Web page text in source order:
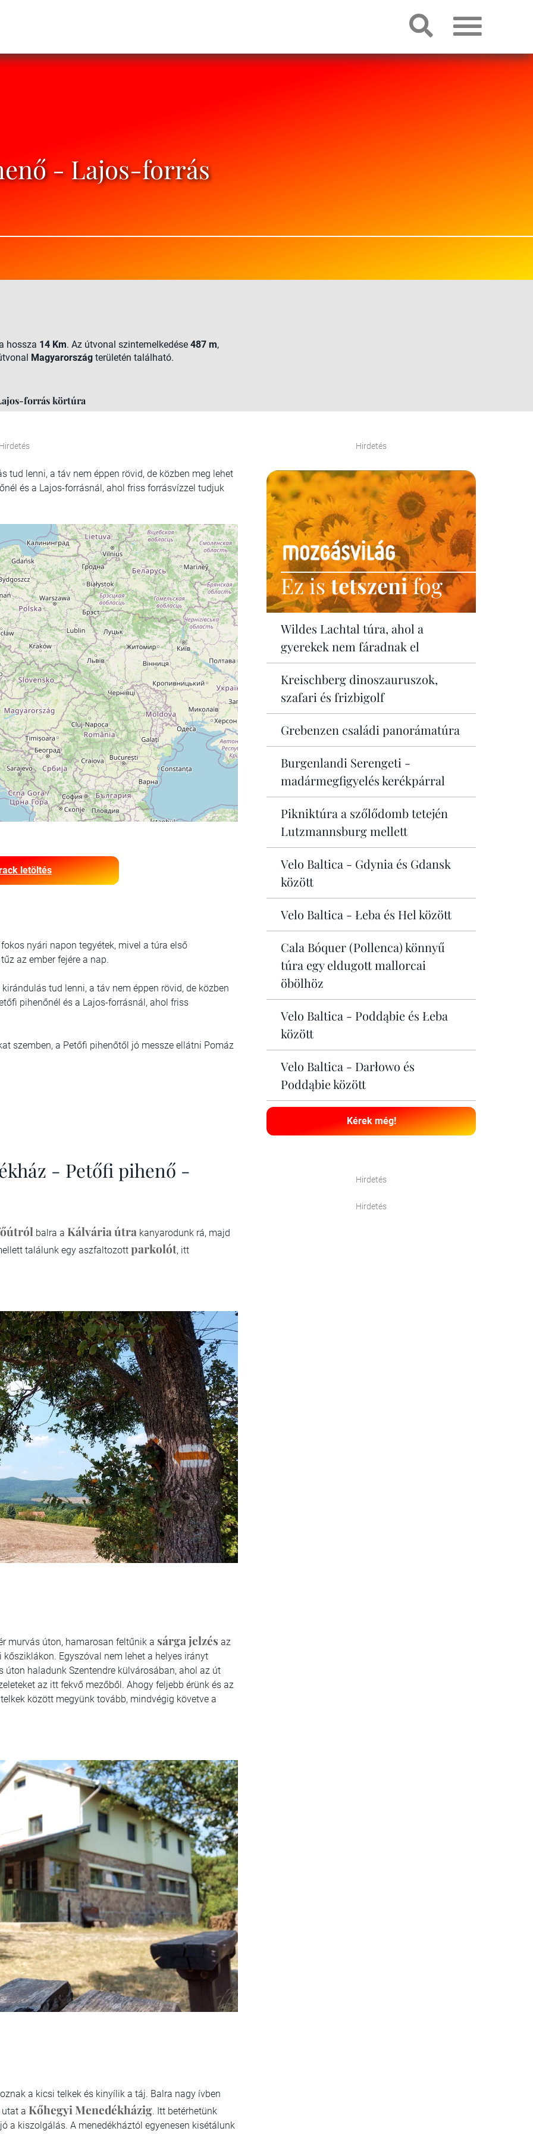
- Lajos-forrás
hossza 14 Km. Az útvonal szintemelkedése 487 m,
Magyarország területén található.
forrás körtúra
tud lenni, a táv nem éppen rövid, de közben meg lehet
és a Lajos-forrásnál, ahol friss forrásvízzel tudjuk
letöltés
nyári napon tegyétek, mivel a túra első
az ember fejére a nap.
tud lenni, a táv nem éppen rövid, de közben
pihenőnél és a Lajos-forrásnál, ahol friss
szemben, a Petőfi pihenőtől jó messze ellátni Pomáz
- Petőfi pihenő -
balra a Kálvária útra kanyarodunk rá, majd
találunk egy aszfaltozott parkolót, itt
murvás úton, hamarosan feltűnik a sárga jelzés az
Egyszóval nem lehet a helyes irányt
haladunk Szentendre külvárosában, ahol az út
az itt fekvő mezőből. Ahogy feljebb érünk és az
között megyünk tovább, mindvégig követve a
a kicsi telkek és kinyílik a táj. Balra nagy ívben
a Kőhegyi Menedékházig. Itt betérhetünk
a kiszolgálás. A menedékháztól egyenesen kisétálunk
Hirdetés
Ez istetszenifog
Wildes Lachtal túra, ahol a
gyerekek nem fáradnak el
Kreischberg dinoszauruszok,
szafari és frizbigolf
Grebenzen családi panorámatúra
Burgenlandi Serengeti -
madármegfigyelés kerékpárral
Pikniktúra a szőlődomb tetején
Lutzmannsburg mellett
Velo Baltica - Gdynia és Gdansk
között
Velo Baltica - Łeba és Hel között
Cala Bóquer (Pollenca) könnyű
túra egy eldugott mallorcai
öbölhöz
Velo Baltica - Poddąbie és Łeba
között
Velo Baltica - Darłowo és
Poddąbie között
Kérek még!
Hirdetés
Hirdetés